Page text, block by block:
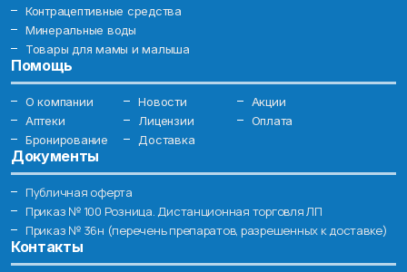
Контрацептивные средства
Минеральные воды
Товары для мамы и малыша
Помощь
О компании Новости
Акции
Аптеки
Лицензии
Оплата
Бронирование
Доставка
Документы
Публичная оферта
Приказ № 100 Розница. Дистанционная торговля ЛП
Приказ № 36н (перечень препаратов, разрешенных к доставке)
Контакты